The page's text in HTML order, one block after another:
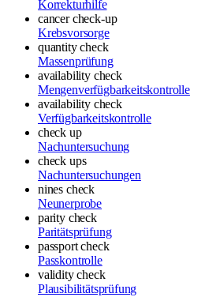
Korrekturhilfe
cancer check-up
Krebsvorsorge
quantity check
Massenprüfung
availability check
Mengenverfügbarkeitskontrolle
availability check
Verfügbarkeitskontrolle
check up
Nachuntersuchung
check ups
Nachuntersuchungen
nines check
Neunerprobe
parity check
Paritätsprüfung
passport check
Passkontrolle
validity check
Plausibilitätsprüfung